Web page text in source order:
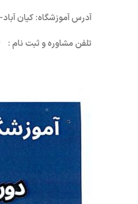
آدرس آموزشگاه: کیان
تلفن مشاوره و ثبت نام : 09166078464 – 09034565850